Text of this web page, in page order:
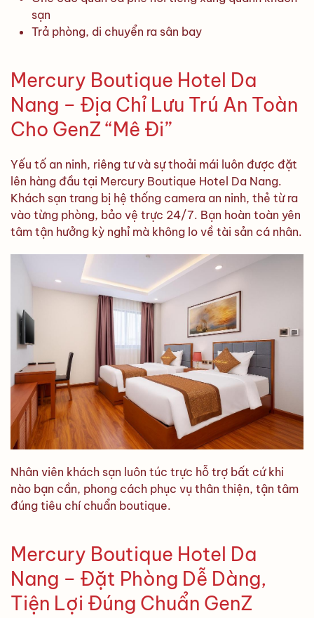
sạn
Trả phòng, di chuyển ra sân bay
Mercury Boutique Hotel Da
Nang – Địa Chỉ Lưu Trú An Toàn
Cho GenZ “Mê Đi”
Yếu tố an ninh, riêng tư và sự thoải mái luôn được đặt
lên hàng đầu tại Mercury Boutique Hotel Da Nang.
Khách sạn trang bị hệ thống camera an ninh, thẻ từ ra
vào từng phòng, bảo vệ trực 24/7. Bạn hoàn toàn yên
tâm tận hưởng kỳ nghỉ mà không lo về tài sản cá nhân.
Nhân viên khách sạn luôn túc trực hỗ trợ bất cứ khi
nào bạn cần, phong cách phục vụ thân thiện, tận tâm
đúng tiêu chí chuẩn boutique.
Mercury Boutique Hotel Da
Nang – Đặt Phòng Dễ Dàng,
Tiện Lợi Đúng Chuẩn GenZ